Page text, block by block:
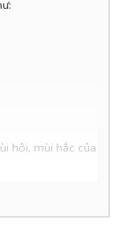
hôi, mùi hắc của